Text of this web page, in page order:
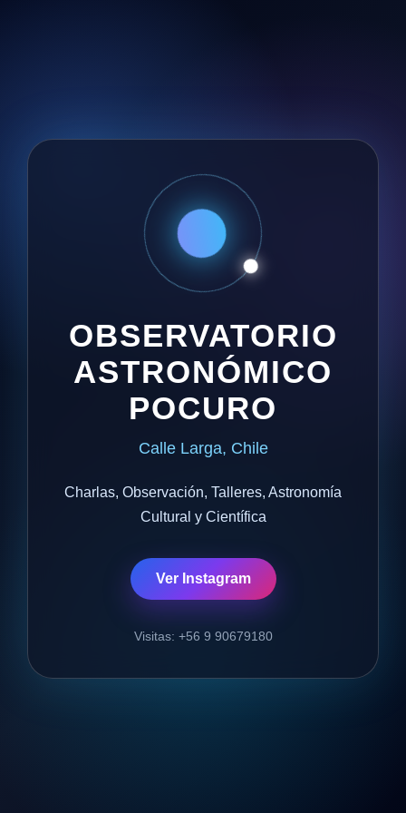
OBSERVATORIO
ASTRONÓMICO
POCURO
Calle Larga, Chile
Charlas, Observación, Talleres, Astronomía
Cultural y Científica
Ver Instagram
Visitas: +56 9 90679180